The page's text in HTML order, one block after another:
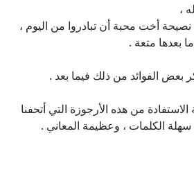
،
أخت محبة أن تبادروا من اليوم ،
بعدها متعة .
بعض الفوائد من ذلك فيما بعد .
من هذه الأرجوزة التي أتحفنا
سهلة الكلمات ، وعظيمة المعاني .